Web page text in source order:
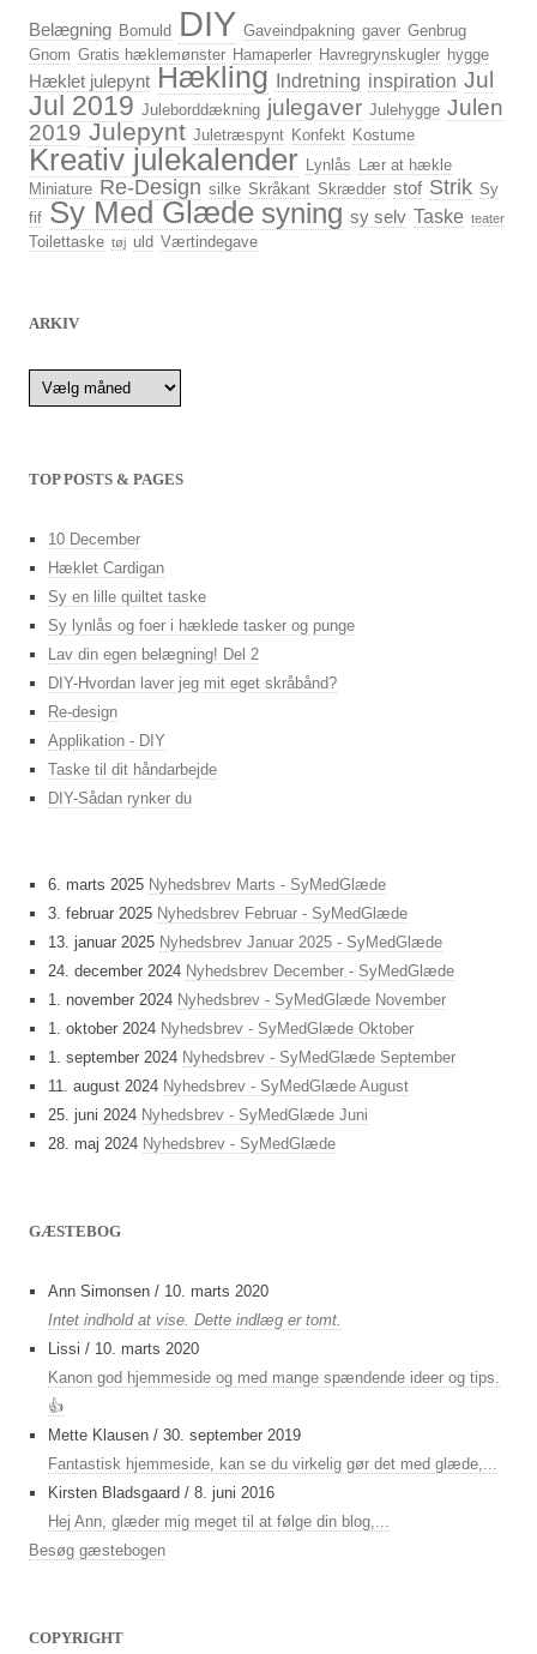
Belægning Bomuld DIY Gaveindpakning gaver Genbrug
Gnom Gratis hæklemønster Hamaperler Havregrynskugler hygge
Hæklet julepynt Hækling Indretning inspiration Jul
Jul 2019 Juleborddækning julegaver Julehygge Julen
2019 Julepynt Juletræspynt Konfekt Kostume
Kreativ julekalender Lynlås
Lær at hækle
Miniature Re-Design silke Skråkant Skrædder stof Strik Sy
fif Sy Med Glæde syning sy selv Taske teater
Toilettaske tøj uld Værtindegave
ARKIV
Arkiv
TOP POSTS & PAGES
10 December
Hæklet Cardigan
Sy en lille quiltet taske
Sy lynlås og foer i hæklede tasker og punge
Lav din egen belægning! Del 2
DIY-Hvordan laver jeg mit eget skråbånd?
Re-design
Applikation - DIY
Taske til dit håndarbejde
DIY-Sådan rynker du
6. marts 2025 Nyhedsbrev Marts - SyMedGlæde
3. februar 2025 Nyhedsbrev Februar - SyMedGlæde
13. januar 2025 Nyhedsbrev Januar 2025 - SyMedGlæde
24. december 2024 Nyhedsbrev December - SyMedGlæde
1. november 2024 Nyhedsbrev - SyMedGlæde November
1. oktober 2024 Nyhedsbrev - SyMedGlæde Oktober
1. september 2024 Nyhedsbrev - SyMedGlæde September
11. august 2024 Nyhedsbrev - SyMedGlæde August
25. juni 2024 Nyhedsbrev - SyMedGlæde Juni
28. maj 2024 Nyhedsbrev - SyMedGlæde
GÆSTEBOG
Ann Simonsen / 10. marts 2020
Intet indhold at vise. Dette indlæg er tomt.
Lissi / 10. marts 2020
Kanon god hjemmeside og med mange spændende ideer og tips.
👍
Mette Klausen / 30. september 2019
Fantastisk hjemmeside, kan se du virkelig gør det med glæde,...
Kirsten Bladsgaard / 8. juni 2016
Hej Ann, glæder mig meget til at følge din blog,...
Besøg gæstebogen
COPYRIGHT